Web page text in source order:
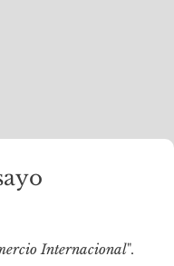
Internacional".